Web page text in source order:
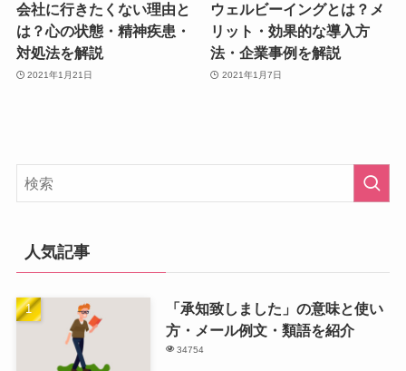
会社に行きたくない理由と
は？心の状態・精神疾患・
対処法を解説
2021年1月21日
ウェルビーイングとは？メ
リット・効果的な導入方
法・企業事例を解説
2021年1月7日
人気記事
「承知致しました」の意味と使い
方・メール例文・類語を紹介
34754